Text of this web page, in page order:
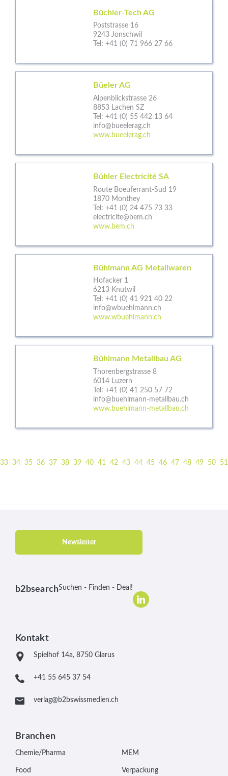
Büchler-Tech AG
Poststrasse 16
9243 Jonschwil
Tel: +41 (0) 71 966 27 66
Büeler AG
Alpenblickstrasse 26
8853 Lachen SZ
Tel: +41 (0) 55 442 13 64
info@bueelerag.ch
www.bueelerag.ch
Bühler Electricité SA
Route Boeuferrant-Sud 19
1870 Monthey
Tel: +41 (0) 24 475 73 33
electricite@bem.ch
www.bem.ch
Bühlmann AG Metallwaren
Hofacker 1
6213 Knutwil
Tel: +41 (0) 41 921 40 22
info@wbuehlmann.ch
www.wbuehlmann.ch
Bühlmann Metallbau AG
Thorenbergstrasse 8
6014 Luzern
Tel: +41 (0) 41 250 57 72
info@buehlmann-metallbau.ch
www.buehlmann-metallbau.ch
33 34 35 36 37 38 39 40 41 42 43 44 45 46 47 48 49 50 51
Newsletter
b2bsearchSuchen - Finden - Deal!
Kontakt
Spielhof 14a, 8750 Glarus
+41 55 645 37 54
verlag@b2bswissmedien.ch
Branchen
Chemie/Pharma
Food
MEM
Verpackung